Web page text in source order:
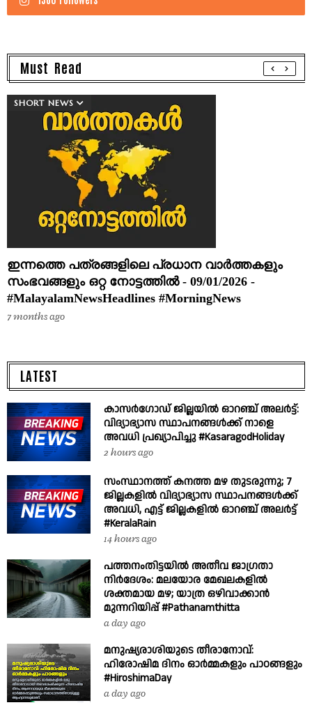
Must Read
SHORT NEWS
ഇന്നത്തെ പത്രങ്ങളിലെ പ്രധാന വാർത്തകളും
സംഭവങ്ങളും ഒറ്റ നോട്ടത്തിൽ - 09/01/2026 -
#MalayalamNewsHeadlines #MorningNews
7 months ago
LATEST
കാസർഗോഡ് ജില്ലയിൽ ഓറഞ്ച് അലർട്ട്:
വിദ്യാഭ്യാസ സ്ഥാപനങ്ങൾക്ക് നാളെ
അവധി പ്രഖ്യാപിച്ചു #KasaragodHoliday
2 hours ago
സംസ്ഥാനത്ത് കനത്ത മഴ തുടരുന്നു; 7
ജില്ലകളിൽ വിദ്യാഭ്യാസ സ്ഥാപനങ്ങൾക്ക്
അവധി, എട്ട് ജില്ലകളിൽ ഓറഞ്ച് അലർട്ട്
#KeralaRain
14 hours ago
പത്തനംതിട്ടയിൽ അതീവ ജാഗ്രതാ
നിർദേശം: മലയോര മേഖലകളിൽ
ശക്തമായ മഴ; യാത്ര ഒഴിവാക്കാൻ
മുന്നറിയിപ്പ് #Pathanamthitta
a day ago
മനുഷ്യരാശിയുടെ തീരാനോവ്:
ഹിരോഷിമ ദിനം ഓർമ്മകളും പാഠങ്ങളും
#HiroshimaDay
a day ago